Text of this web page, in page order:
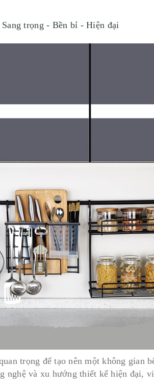
trọng - Bền bỉ - Hiện đại
trọng để tạo nên một không gian
nghệ và xu hướng thiết kế hiện đại,